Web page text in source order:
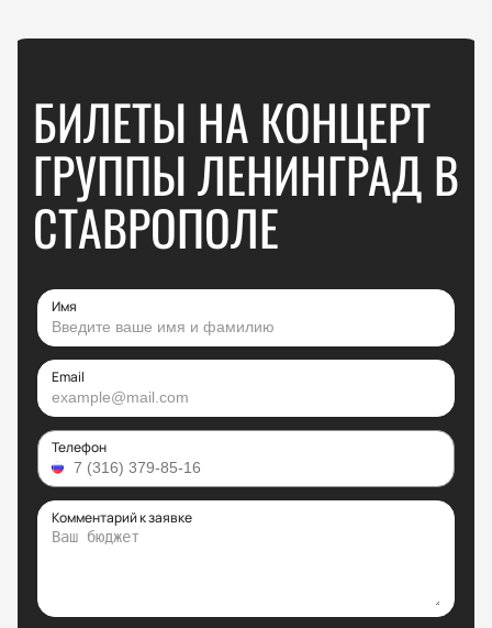
БИЛЕТЫ НА КОНЦЕРТ
ГРУППЫ ЛЕНИНГРАД В
СТАВРОПОЛЕ
Имя
Email
Телефон
Комментарий к заявке